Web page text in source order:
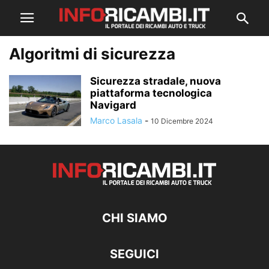
Algoritmi di sicurezza
Sicurezza stradale, nuova
piattaforma tecnologica
Navigard
Marco Lasala - 10 Dicembre 2024
CHI SIAMO
SEGUICI